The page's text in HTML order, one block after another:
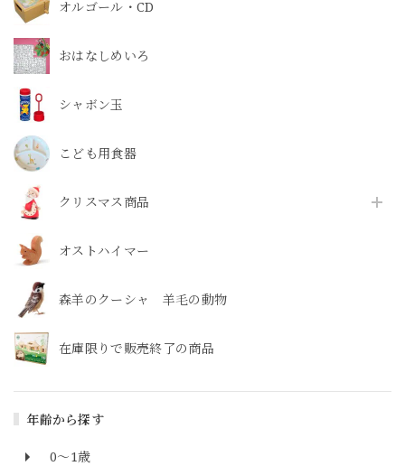
オルゴール・CD
おはなしめいろ
シャボン玉
こども用食器
クリスマス商品
オストハイマー
森羊のクーシャ 羊毛の動物
在庫限りで販売終了の商品
年齢から探す
0～1歳